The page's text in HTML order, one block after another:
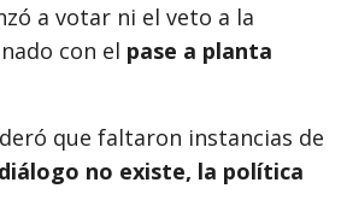
a votar ni el veto a la
con el pase a planta
que faltaron instancias de
no existe, la política